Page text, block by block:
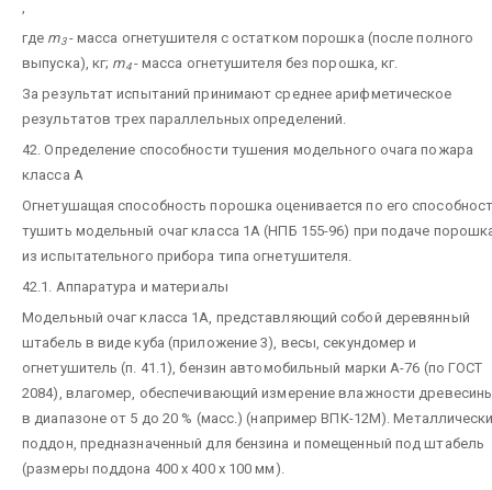
,
где m3- масса огнетушителя с остатком порошка (после полного
выпуска), кг; m4- масса огнетушителя без порошка, кг.
За результат испытаний принимают среднее арифметическое
результатов трех параллельных определений.
42. Определение способности тушения модельного очага пожара
класса А
Огнетушащая способность порошка оценивается по его
тушить модельный очаг класса 1А (НПБ 155-96) при подаче
из испытательного прибора типа огнетушителя.
42.1. Аппаратура и материалы
Модельный очаг класса 1А, представляющий собой деревянный
штабель в виде куба (приложение 3), весы, секундомер и
огнетушитель (п. 41.1), бензин автомобильный марки А-76 (по ГОСТ
2084), влагомер, обеспечивающий измерение влажности
в диапазоне от 5 до 20 % (масс.) (например ВПК-12М).
поддон, предназначенный для бензина и помещенный под штабель
(размеры поддона 400 x 400 x 100 мм).